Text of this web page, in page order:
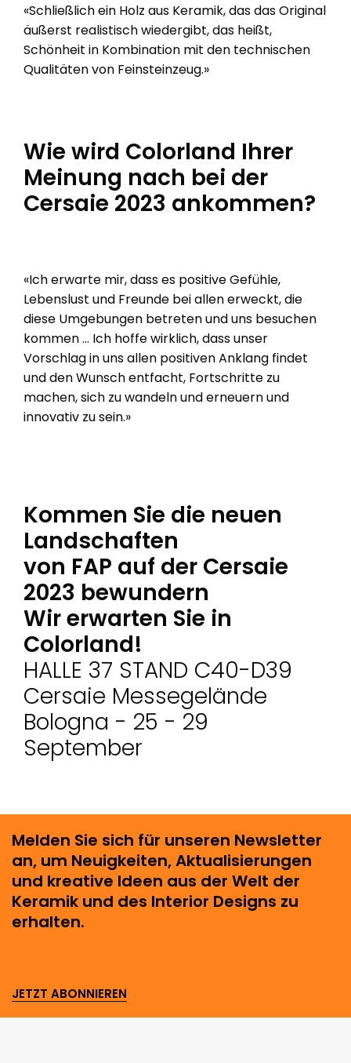
«Schließlich ein Holz aus Keramik, das das Original
äußerst realistisch wiedergibt, das heißt,
Schönheit in Kombination mit den technischen
Qualitäten von Feinsteinzeug.»
Wie wird Colorland Ihrer
Meinung nach bei der
Cersaie 2023 ankommen?
«Ich erwarte mir, dass es positive Gefühle,
Lebenslust und Freunde bei allen erweckt, die
diese Umgebungen betreten und uns besuchen
kommen … Ich hoffe wirklich, dass unser
Vorschlag in uns allen positiven Anklang findet
und den Wunsch entfacht, Fortschritte zu
machen, sich zu wandeln und erneuern und
innovativ zu sein.»
Kommen Sie die neuen
Landschaften
von FAP auf der Cersaie
2023 bewundern
Wir erwarten Sie in
Colorland!
HALLE 37 STAND C40-D39
Cersaie Messegelände
Bologna - 25 - 29
September
Melden Sie sich für unseren Newsletter
an, um Neuigkeiten, Aktualisierungen
und kreative Ideen aus der Welt der
Keramik und des Interior Designs zu
erhalten.
JETZT ABONNIEREN